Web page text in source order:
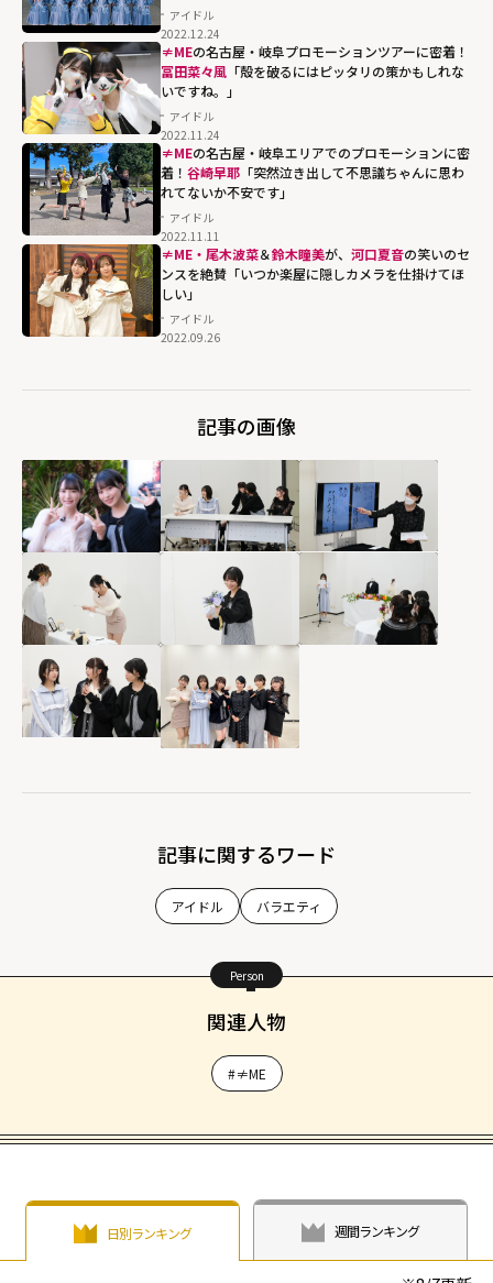
アイドル
2022.12.24
≠MEの名古屋・岐阜プロモーションツアーに密着！
冨田菜々風 「殻を破るにはピッタリの策かもしれな
いですね。」
アイドル
2022.11.24
≠MEの名古屋・岐阜エリアでのプロモーションに密
着！ 谷崎早耶 「突然泣き出して不思議ちゃんに思わ
れてないか不安です」
アイドル
2022.11.11
≠ME・尾木波菜＆鈴木瞳美が、 河口夏音の笑いのセ
ンスを絶賛「いつか楽屋に隠しカメラを仕掛けてほ
しい」
アイドル
2022.09.26
記事の画像
記事に関するワード
アイドル バラエティ
Person
関連人物
#≠ME
日別ランキング 週間ランキング